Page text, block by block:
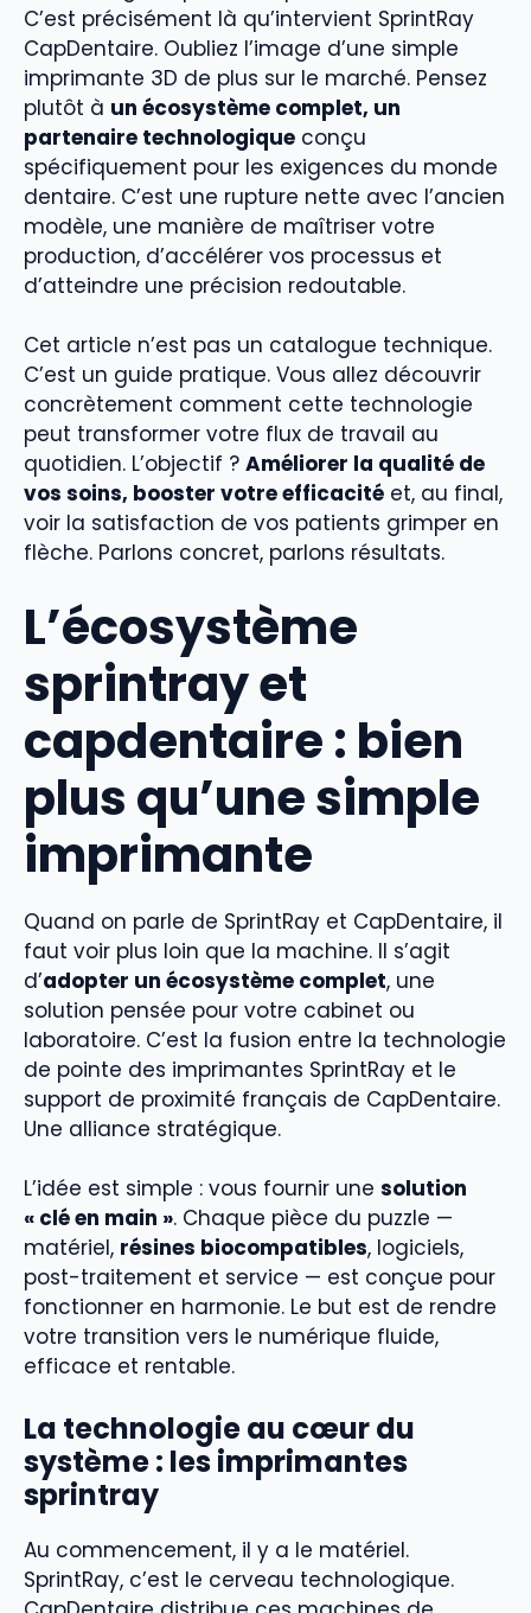
C’est précisément là qu’intervient SprintRay
CapDentaire. Oubliez l’image d’une simple
imprimante 3D de plus sur le marché. Pensez
plutôt à un écosystème complet, un
partenaire technologique conçu
spécifiquement pour les exigences du monde
dentaire. C’est une rupture nette avec l’ancien
modèle, une manière de maîtriser votre
production, d’accélérer vos processus et
d’atteindre une précision redoutable.
Cet article n’est pas un catalogue technique.
C’est un guide pratique. Vous allez découvrir
concrètement comment cette technologie
peut transformer votre flux de travail au
quotidien. L’objectif ? Améliorer la qualité de
vos soins, booster votre efficacité et, au final,
voir la satisfaction de vos patients grimper en
flèche. Parlons concret, parlons résultats.
L’écosystème
sprintray et
capdentaire : bien
plus qu’une simple
imprimante
Quand on parle de SprintRay et CapDentaire, il
faut voir plus loin que la machine. Il s’agit
d’adopter un écosystème complet, une
solution pensée pour votre cabinet ou
laboratoire. C’est la fusion entre la technologie
de pointe des imprimantes SprintRay et le
support de proximité français de CapDentaire.
Une alliance stratégique.
L’idée est simple : vous fournir une solution
« clé en main ». Chaque pièce du puzzle —
matériel, résines biocompatibles, logiciels,
post-traitement et service — est conçue pour
fonctionner en harmonie. Le but est de rendre
votre transition vers le numérique fluide,
efficace et rentable.
La technologie au cœur du
système : les imprimantes
sprintray
Au commencement, il y a le matériel.
SprintRay, c’est le cerveau technologique.